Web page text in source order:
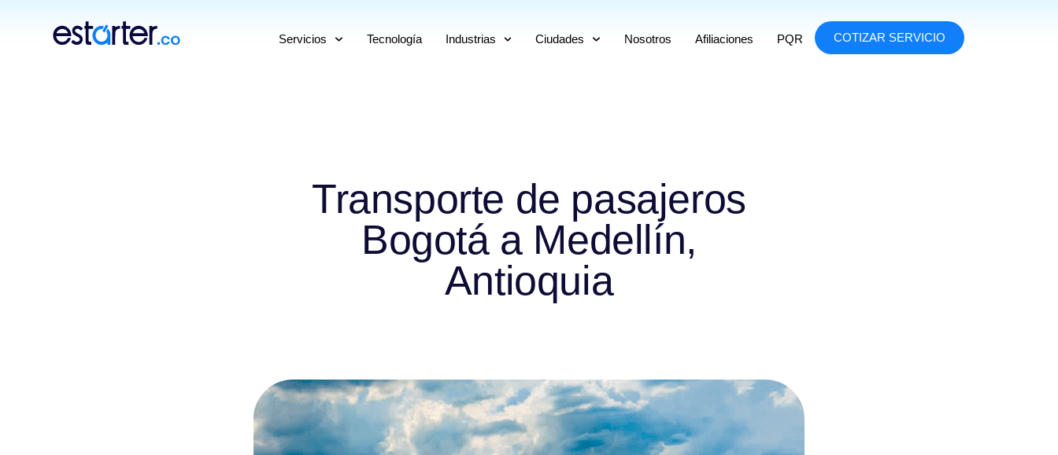
Servicios Tecnología Industrias Ciudades Nosotros Afiliaciones PQR COTIZAR SERVICIO
Transporte de pasajeros
Bogotá a Medellín,
Antioquia